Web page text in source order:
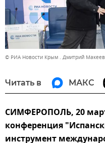
© РИА Новости Крым . Дмитрий Макеев
Читать в МАКС
СИМФЕРОПОЛЬ, 20
конференция
инструмент